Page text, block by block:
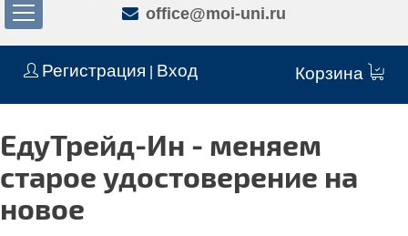
Регистрация Вход Корзина
office@moi-uni.ru
ЕдуТрейд-Ин - меняем
старое удостоверение на
новое